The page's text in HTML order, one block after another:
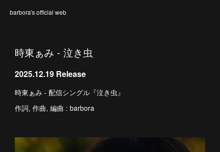
barbora's official web
時東ぁみ - 泣き虫
2025.12.19 Release
時東ぁみ - 配信シングル『泣き虫』
作詞, 作曲, 編曲 : barbora